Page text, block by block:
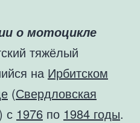
о мотоцикле
тяжёлый
на Ирбитском
(Свердловская
) с 1976 по 1984 годы.